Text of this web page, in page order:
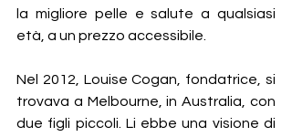
la migliore pelle e salute a qualsiasi
età, a un prezzo accessibile.
Nel 2012, Louise Cogan, fondatrice, si
trovava a Melbourne, in Australia, con
due figli piccoli. Li ebbe una visione di